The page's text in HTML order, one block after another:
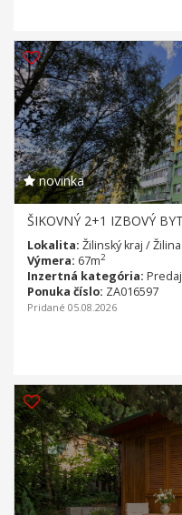
novinka
ŠIKOVNÝ 2+1 IZBOVÝ
Lokalita: Žilinský kraj /
Výmera: 67m2
Inzertná kategória: Predaj
Ponuka číslo: ZA016597
Pridané 05.08.2026